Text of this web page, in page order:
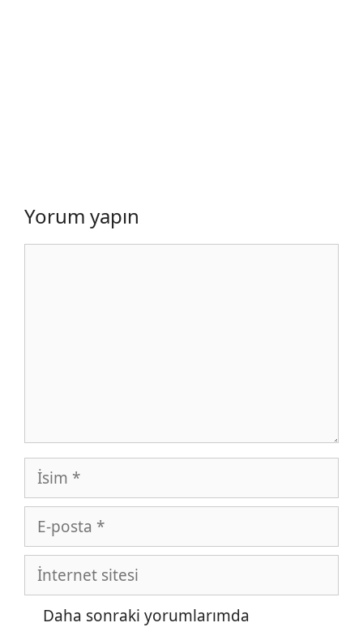
Yorum yapın
İsim
posta
İnternet
sitesi
Daha sonraki yorumlarımda